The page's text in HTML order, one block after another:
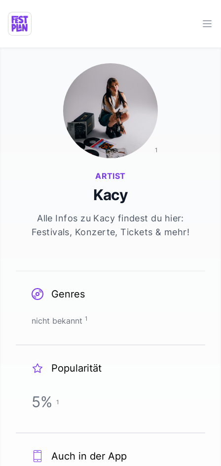
ARTIST
Kacy
Alle Infos zu Kacy findest du hier:
Festivals, Konzerte, Tickets & mehr!
1
Genres
nicht bekannt 1
Popularität
5% 1
Auch in der App